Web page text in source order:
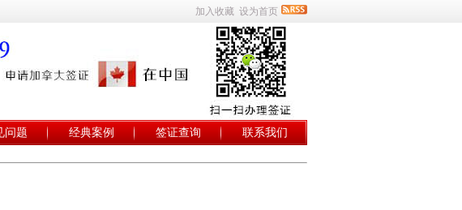
加入收藏 设为首页
问题 经典案例 签证查询 联系我们